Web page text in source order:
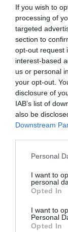
If you wish to
processing of
targeted
section to
opt-out request
interest-based
us or personal
your opt-out.
disclosure of
IAB’s list of
also be
Downstream
Personal
I want to
personal
Opted In
I want to
Personal
Opted In
delar jag
smaker -
har jag
kunna laga
om mig.